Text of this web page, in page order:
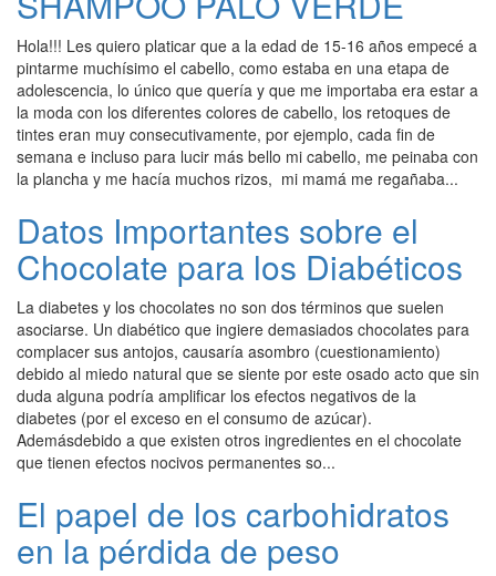
Hola!!! Les quiero platicar que a la edad de 15-16 años empecé a
pintarme muchísimo el cabello, como estaba en una etapa de
adolescencia, lo único que quería y que me importaba era estar a
la moda con los diferentes colores de cabello, los retoques de
tintes eran muy consecutivamente, por ejemplo, cada fin de
semana e incluso para lucir más bello mi cabello, me peinaba con
la plancha y me hacía muchos rizos, mi mamá me regañaba...
Datos Importantes sobre el
Chocolate para los Diabéticos
La diabetes y los chocolates no son dos términos que suelen
asociarse. Un diabético que ingiere demasiados chocolates para
complacer sus antojos, causaría asombro (cuestionamiento)
debido al miedo natural que se siente por este osado acto que sin
duda alguna podría amplificar los efectos negativos de la
diabetes (por el exceso en el consumo de azúcar).
Ademásdebido a que existen otros ingredientes en el chocolate
que tienen efectos nocivos permanentes so...
El papel de los carbohidratos
en la pérdida de peso